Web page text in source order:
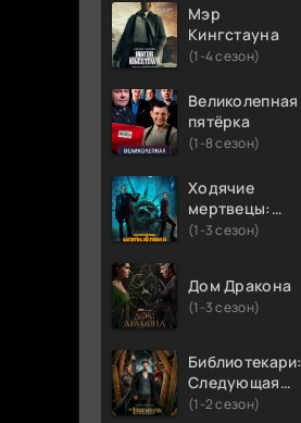
Мэр
Кингстауна
(1-4 сезон)
Великолепная
пятёрка
(1-8 сезон)
Ходячие
мертвецы:
Мертвый
(1-3 сезон)
Дом Дракона
(1-3 сезон)
Библиотекари:
Следующая
глава
(1-2 сезон)